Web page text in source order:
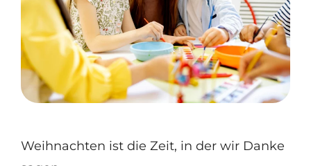
Weihnachten ist die Zeit, in der wir Danke